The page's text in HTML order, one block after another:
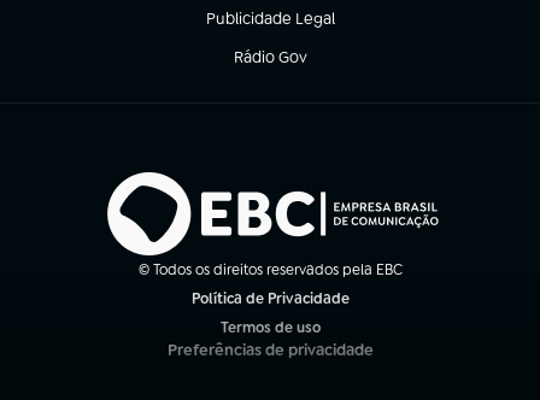
Publicidade Legal
(abre em nova aba)
Rádio Gov
(abre em nova aba)
© Todos os direitos reservados pela EBC
Política de Privacidade
Termos de uso
(abre em nova aba)
Preferências de privacidade